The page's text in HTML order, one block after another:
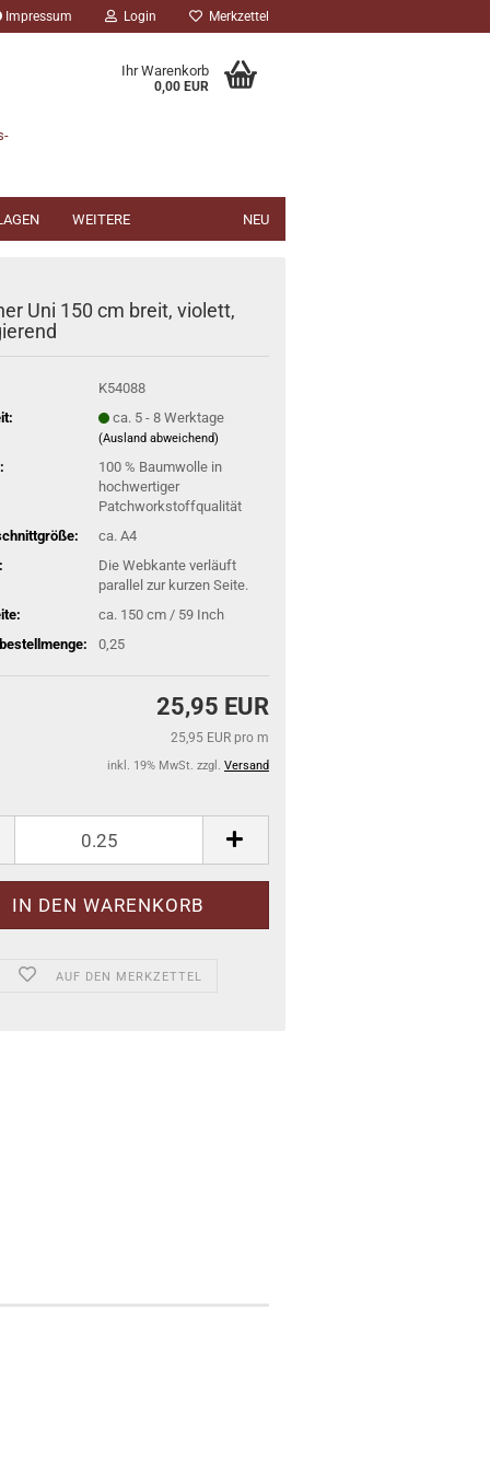
Impressum Login Merkzettel
Ihr Warenkorb
0,00 EUR
NEU
WEITERE
Uni 150 cm breit, violett,
K54088
ca. 5 - 8 Werktage
(Ausland abweichend)
100 % Baumwolle in
hochwertiger
Patchworkstoffqualität
ca. A4
Die Webkante verläuft
parallel zur kurzen Seite.
ca. 150 cm / 59 Inch
0,25
25,95 EUR
25,95 EUR pro m
inkl. 19% MwSt. zzgl. Versand
AUF DEN MERKZETTEL